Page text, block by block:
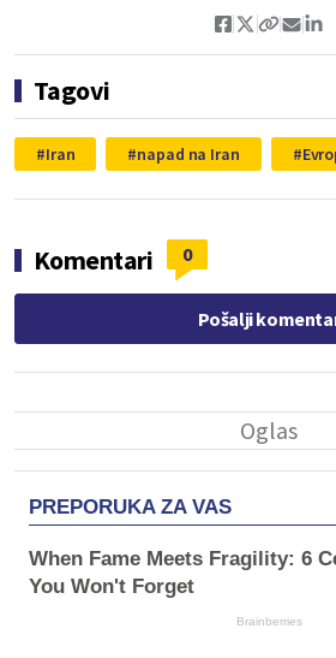
Tagovi
Iran napad na Iran
Komentari 0
Pošalji
PREPORUKA ZA VAS
When Fame Meets Fragility: 6
You Won't Forget
Brainberries